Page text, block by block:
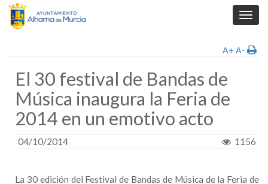
A+ A-
El 30 festival de Bandas de
Música inaugura la Feria de
2014 en un emotivo acto
04/10/2014 1156
La 30 edición del Festival de Bandas de Música de la Feria de